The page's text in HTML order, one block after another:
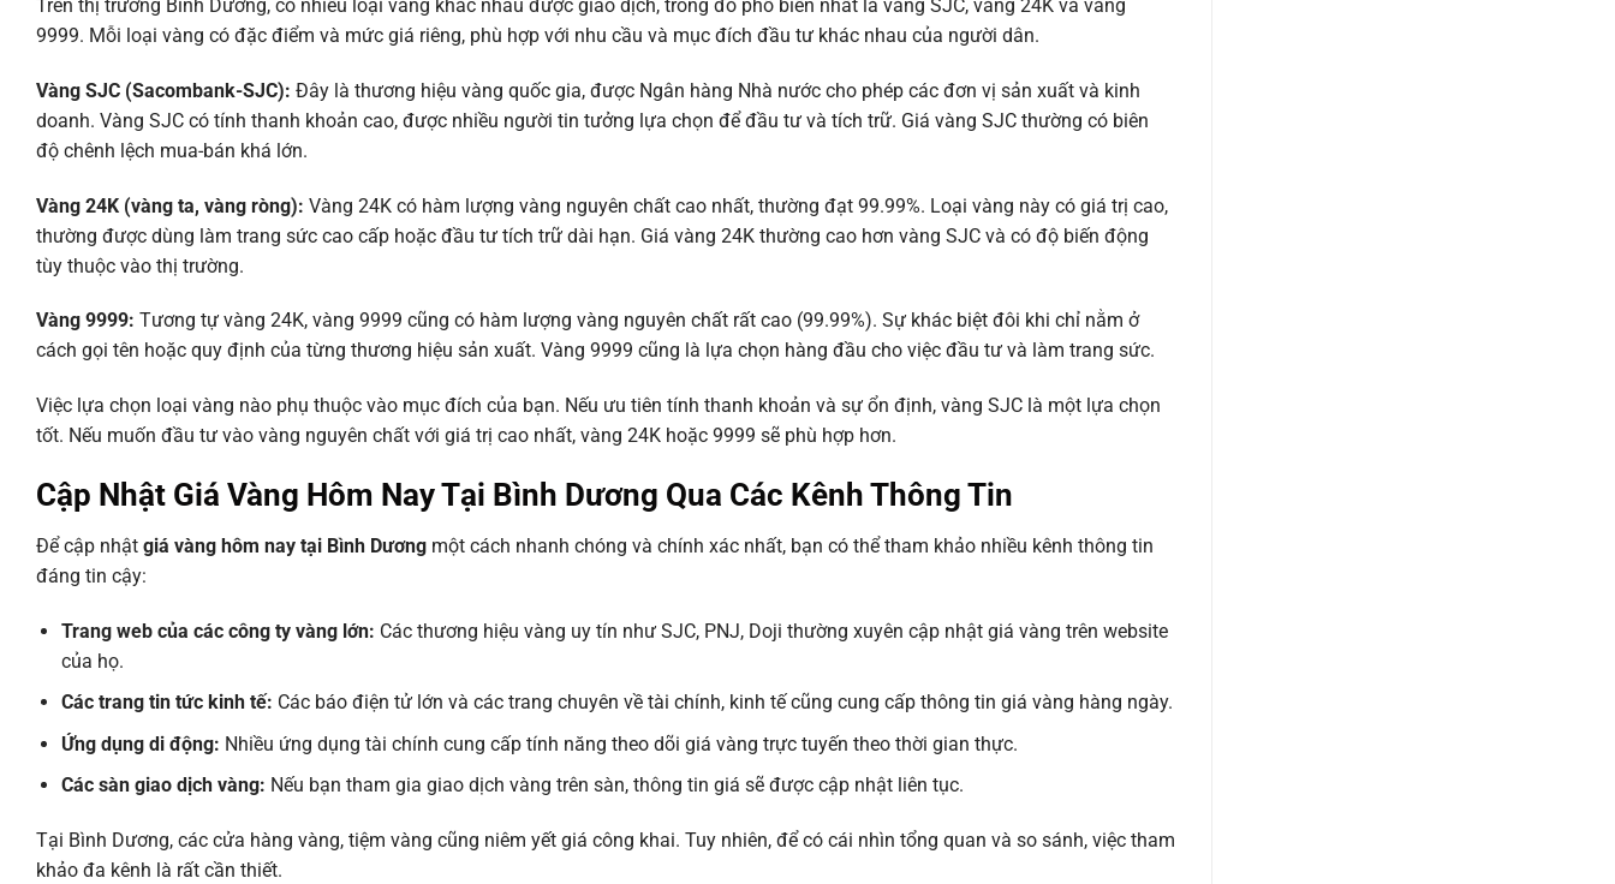
Trên thị trường Bình Dương, có nhiều loại vàng khác nhau được giao dịch, trong đó phổ biến nhất là vàng SJC, vàng 24K và vàng
9999. Mỗi loại vàng có đặc điểm và mức giá riêng, phù hợp với nhu cầu và mục đích đầu tư khác nhau của người dân.
Vàng SJC (Sacombank-SJC): Đây là thương hiệu vàng quốc gia, được Ngân hàng Nhà nước cho phép các đơn vị sản xuất và kinh
doanh. Vàng SJC có tính thanh khoản cao, được nhiều người tin tưởng lựa chọn để đầu tư và tích trữ. Giá vàng SJC thường có biên
độ chênh lệch mua-bán khá lớn.
Vàng 24K (vàng ta, vàng ròng): Vàng 24K có hàm lượng vàng nguyên chất cao nhất, thường đạt 99.99%. Loại vàng này có giá trị cao,
thường được dùng làm trang sức cao cấp hoặc đầu tư tích trữ dài hạn. Giá vàng 24K thường cao hơn vàng SJC và có độ biến động
tùy thuộc vào thị trường.
Vàng 9999: Tương tự vàng 24K, vàng 9999 cũng có hàm lượng vàng nguyên chất rất cao (99.99%). Sự khác biệt đôi khi chỉ nằm ở
cách gọi tên hoặc quy định của từng thương hiệu sản xuất. Vàng 9999 cũng là lựa chọn hàng đầu cho việc đầu tư và làm trang sức.
Việc lựa chọn loại vàng nào phụ thuộc vào mục đích của bạn. Nếu ưu tiên tính thanh khoản và sự ổn định, vàng SJC là một lựa chọn
tốt. Nếu muốn đầu tư vào vàng nguyên chất với giá trị cao nhất, vàng 24K hoặc 9999 sẽ phù hợp hơn.
Cập Nhật Giá Vàng Hôm Nay Tại Bình Dương Qua Các Kênh Thông Tin
Để cập nhật giá vàng hôm nay tại Bình Dương một cách nhanh chóng và chính xác nhất, bạn có thể tham khảo nhiều kênh thông tin
đáng tin cậy:
Trang web của các công ty vàng lớn: Các thương hiệu vàng uy tín như SJC, PNJ, Doji thường xuyên cập nhật giá vàng trên website
của họ.
Các trang tin tức kinh tế: Các báo điện tử lớn và các trang chuyên về tài chính, kinh tế cũng cung cấp thông tin giá vàng hàng ngày.
Ứng dụng di động: Nhiều ứng dụng tài chính cung cấp tính năng theo dõi giá vàng trực tuyến theo thời gian thực.
Các sàn giao dịch vàng: Nếu bạn tham gia giao dịch vàng trên sàn, thông tin giá sẽ được cập nhật liên tục.
Tại Bình Dương, các cửa hàng vàng, tiệm vàng cũng niêm yết giá công khai. Tuy nhiên, để có cái nhìn tổng quan và so sánh, việc tham
khảo đa kênh là rất cần thiết.